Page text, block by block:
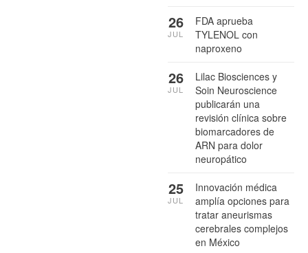
FDA aprueba
TYLENOL con
naproxeno
26
JUL
Lilac Biosciences y
Soin Neuroscience
publicarán una
revisión clínica sobre
biomarcadores de
ARN para dolor
neuropático
26
JUL
Innovación médica
amplía opciones para
tratar aneurismas
cerebrales complejos
en México
25
JUL